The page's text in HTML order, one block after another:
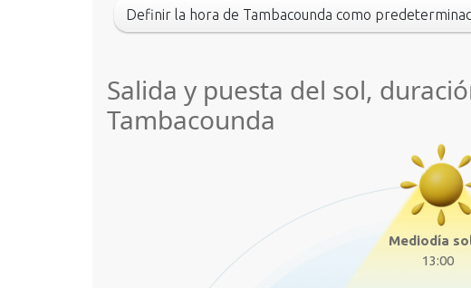
Definir la hora de Tambacounda como
Salida y puesta del sol,
Tambacounda
Mediodía
13:00